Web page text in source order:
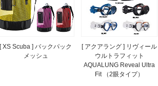
[ XS Scuba ] バックパック
メッシュ
[ アクアラング ] リヴィール
ウルトラフィット
AQUALUNG Reveal Ultra
Fit （2眼タイプ）